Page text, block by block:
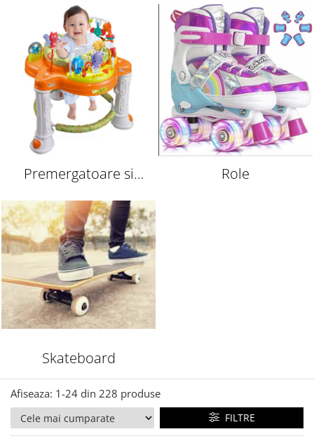
Premergatoare si
Role
Skateboard
Afiseaza: 1-24 din 228 produse
FILTRE